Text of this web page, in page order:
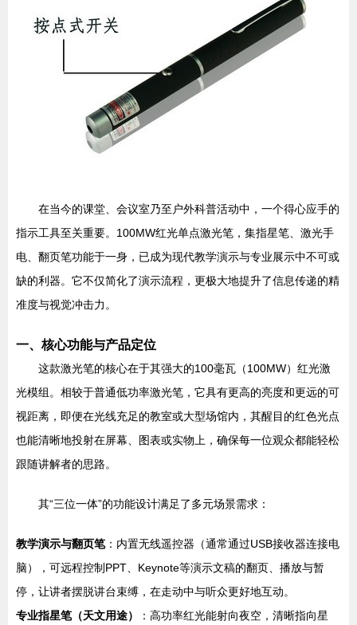
在当今的课堂、会议室乃至户外科普活动中，一个得心应手的
指示工具至关重要。100MW红光单点激光笔，集指星笔、激光手
电、翻页笔功能于一身，已成为现代教学演示与专业展示中不可或
缺的利器。它不仅简化了演示流程，更极大地提升了信息传递的精
准度与视觉冲击力。
一、核心功能与产品定位
这款激光笔的核心在于其强大的100毫瓦（100MW）红光激
光模组。相较于普通低功率激光笔，它具有更高的亮度和更远的可
视距离，即便在光线充足的教室或大型场馆内，其醒目的红色光点
也能清晰地投射在屏幕、图表或实物上，确保每一位观众都能轻松
跟随讲解者的思路。
其“三位一体”的功能设计满足了多元场景需求：
教学演示与翻页笔：内置无线遥控器（通常通过USB接收器连接电
脑），可远程控制PPT、Keynote等演示文稿的翻页、播放与暂
停，让讲者摆脱讲台束缚，在走动中与听众更好地互动。
专业指星笔（天文用途）
：高功率红光能射向夜空，清晰指向星